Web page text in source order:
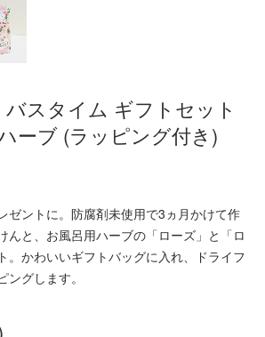
バスタイム ギフトセット
ーブ (ラッピング付き)
ゼントに。防腐剤未使用で3ヵ月かけて作
んと、お風呂用ハーブの「ローズ」と「ロ
。かわいいギフトバッグに入れ、ドライフ
グします。